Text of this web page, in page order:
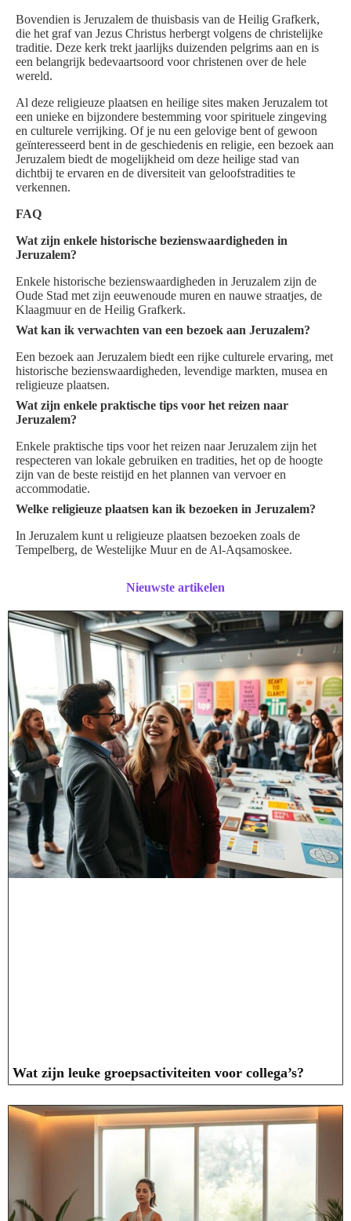
Bovendien is Jeruzalem de thuisbasis van de Heilig Grafkerk,
die het graf van Jezus Christus herbergt volgens de christelijke
traditie. Deze kerk trekt jaarlijks duizenden pelgrims aan en is
een belangrijk bedevaartsoord voor christenen over de hele
wereld.
Al deze religieuze plaatsen en heilige sites maken Jeruzalem tot
een unieke en bijzondere bestemming voor spirituele zingeving
en culturele verrijking. Of je nu een gelovige bent of gewoon
geïnteresseerd bent in de geschiedenis en religie, een bezoek aan
Jeruzalem biedt de mogelijkheid om deze heilige stad van
dichtbij te ervaren en de diversiteit van geloofstradities te
verkennen.
FAQ
Wat zijn enkele historische bezienswaardigheden in
Jeruzalem?
Enkele historische bezienswaardigheden in Jeruzalem zijn de
Oude Stad met zijn eeuwenoude muren en nauwe straatjes, de
Klaagmuur en de Heilig Grafkerk.
Wat kan ik verwachten van een bezoek aan Jeruzalem?
Een bezoek aan Jeruzalem biedt een rijke culturele ervaring, met
historische bezienswaardigheden, levendige markten, musea en
religieuze plaatsen.
Wat zijn enkele praktische tips voor het reizen naar
Jeruzalem?
Enkele praktische tips voor het reizen naar Jeruzalem zijn het
respecteren van lokale gebruiken en tradities, het op de hoogte
zijn van de beste reistijd en het plannen van vervoer en
accommodatie.
Welke religieuze plaatsen kan ik bezoeken in Jeruzalem?
In Jeruzalem kunt u religieuze plaatsen bezoeken zoals de
Tempelberg, de Westelijke Muur en de Al-Aqsamoskee.
Nieuwste artikelen
Wat zijn leuke groepsactiviteiten voor collega’s?